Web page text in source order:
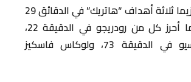
وسجل كريم بنزيما ثلاثة أهداف “هاتريك” في الدقائق 29
و32 و36، فيما أحرز كل من رودريجو في الدقيقة 22،
وماركو أسينسيو في الدقيقة 73، ولوكاس فاسكيز